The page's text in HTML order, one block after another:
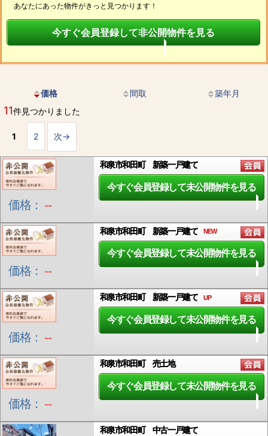
あなたにあった物件がきっと見つかります！
今すぐ会員登録して非公開物件を見る
価格 間取 築年月
11件見つかりました
1 2 次→
価格： --
和泉市和田町 新築一戸建て
今すぐ会員登録して未公開物件を見る
価格： --
和泉市和田町 新築一戸建て NEW
今すぐ会員登録して未公開物件を見る
価格： --
和泉市和田町 新築一戸建て UP
今すぐ会員登録して未公開物件を見る
価格： --
和泉市和田町 売土地
今すぐ会員登録して未公開物件を見る
和泉市和田町 中古一戸建て